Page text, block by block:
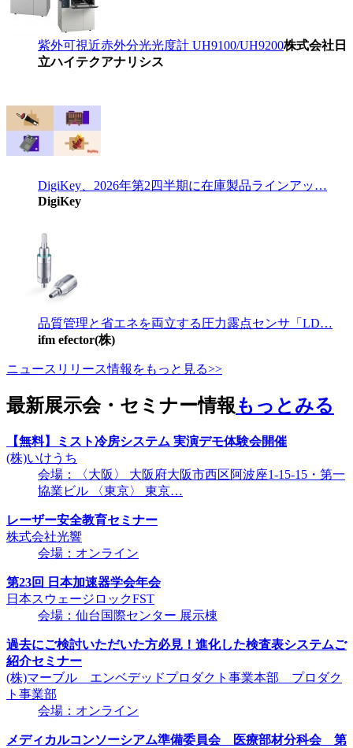
紫外可視近赤外分光光度計 UH9100/UH9200株式会社日
立ハイテクアナリシス
DigiKey、2026年第2四半期に在庫製品ラインアッ…
DigiKey
品質管理と省エネを両立する圧力露点センサ「LD…
ifm efector(株)
ニュースリリース情報をもっと見る>>
最新展示会・セミナー情報もっとみる
【無料】ミスト冷房システム 実演デモ体験会開催
(株)いけうち
会場：〈大阪〉 大阪府大阪市西区阿波座1-15-15・第一
協業ビル 〈東京〉 東京…
レーザー安全教育セミナー
株式会社光響
会場：オンライン
第23回 日本加速器学会年会
日本スウェージロックFST
会場：仙台国際センター 展示棟
過去にご検討いただいた方必見！進化した検査表システムご
紹介セミナー
(株)マーブル エンベデッドプロダクト事業本部 プロダク
ト事業部
会場：オンライン
メディカルコンソーシアム準備委員会 医療部材分科会 第